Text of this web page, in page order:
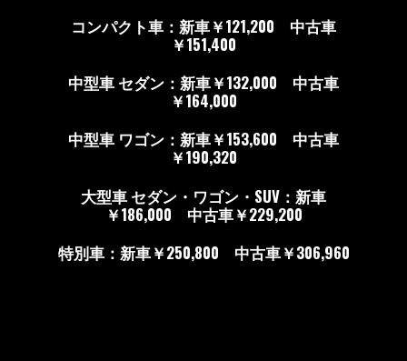
コンパクト車：新車￥121,200 中古車
￥151,400
中型車 セダン：新車￥132,000 中古車
￥164,000
中型車 ワゴン：新車￥153,600 中古車
￥190,320
大型車 セダン・ワゴン・SUV：新車
￥186,000 中古車￥229,200
特別車：新車￥250,800 中古車￥306,960